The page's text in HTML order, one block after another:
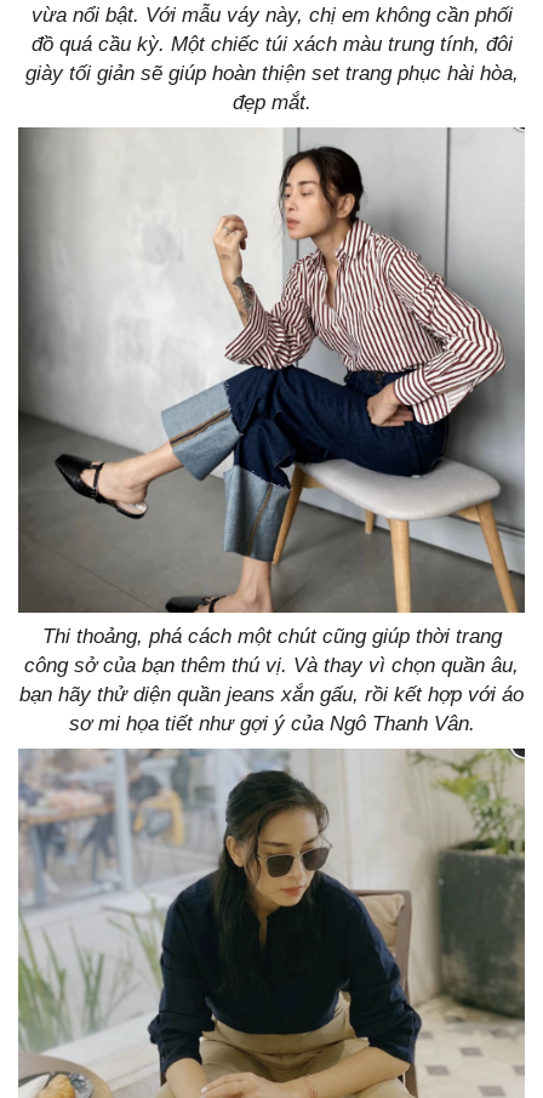
vừa nổi bật. Với mẫu váy này, chị em không cần phối
đồ quá cầu kỳ. Một chiếc túi xách màu trung tính, đôi
giày tối giản sẽ giúp hoàn thiện set trang phục hài hòa,
đẹp mắt.
Thi thoảng, phá cách một chút cũng giúp thời trang
công sở của bạn thêm thú vị. Và thay vì chọn quần âu,
bạn hãy thử diện quần jeans xắn gấu, rồi kết hợp với áo
sơ mi họa tiết như gợi ý của Ngô Thanh Vân.